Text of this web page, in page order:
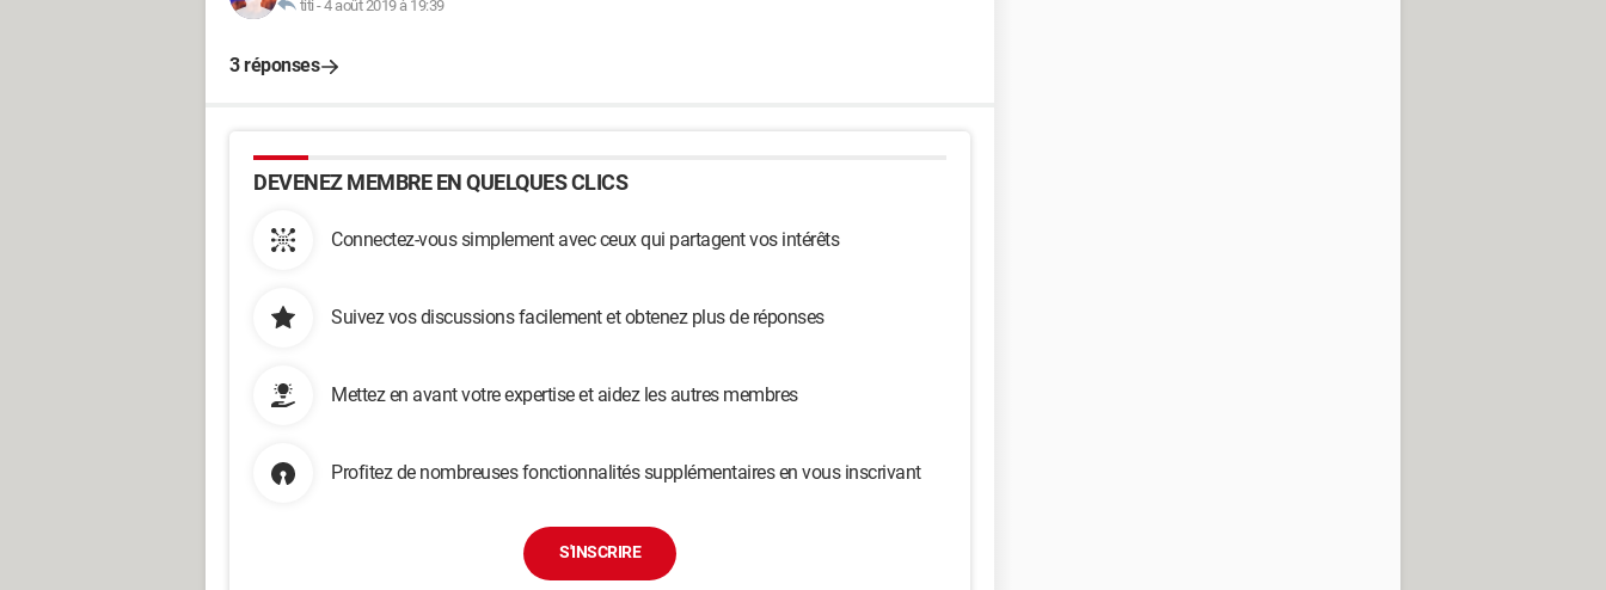
titi -4 août 2019 à 19:39
3 réponses
DEVENEZ MEMBRE EN QUELQUES CLICS
Connectez-vous simplement avec ceux qui partagent vos intérêts
Suivez vos discussions facilement et obtenez plus de réponses
Mettez en avant votre expertise et aidez les autres membres
Profitez de nombreuses fonctionnalités supplémentaires en vous inscrivant
S'INSCRIRE